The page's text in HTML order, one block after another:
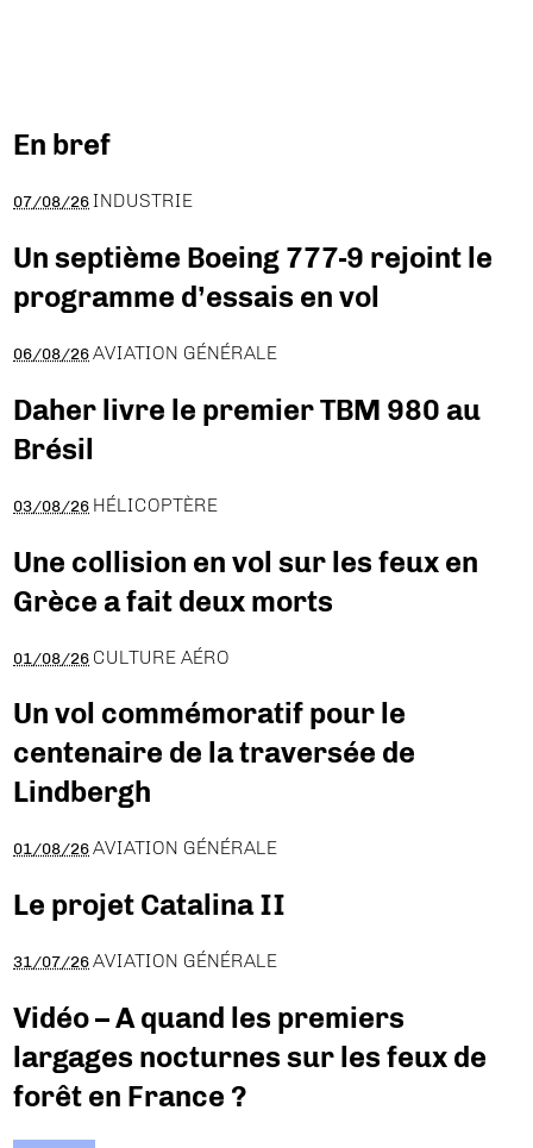
En bref
07/08/26 INDUSTRIE
Un septième Boeing 777-9 rejoint le
programme d’essais en vol
06/08/26 AVIATION GÉNÉRALE
Daher livre le premier TBM 980 au
Brésil
03/08/26 HÉLICOPTÈRE
Une collision en vol sur les feux en
Grèce a fait deux morts
01/08/26 CULTURE AÉRO
Un vol commémoratif pour le
centenaire de la traversée de
Lindbergh
01/08/26 AVIATION GÉNÉRALE
Le projet Catalina II
31/07/26 AVIATION GÉNÉRALE
Vidéo – A quand les premiers
largages nocturnes sur les feux de
forêt en France ?